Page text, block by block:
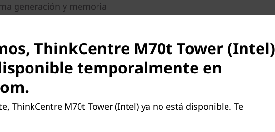
generación y memoria
de multitarea y
del diseño con
hasta AMD Radeon™
son opcionales y no están
de tu equipo antes de la
ThinkCentre M70t Tower (Intel)
temporalmente en
ThinkCentre M70t Tower (Intel) ya no está disponible. Te